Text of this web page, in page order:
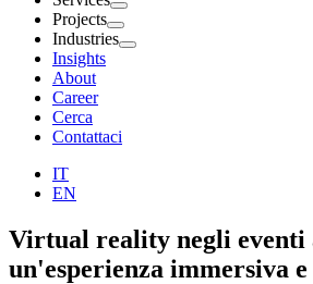
Projects
Industries
Insights
About
Career
Cerca
Contattaci
IT
EN
Virtual reality negli eventi
un'esperienza immersiva